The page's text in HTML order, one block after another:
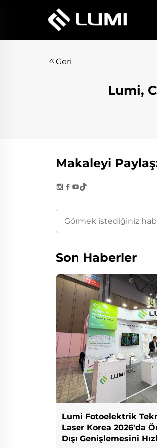
Geri
Lumi,
Makaleyi
Son Haberler
Lumi Fotoelektrik
Laser Korea 2026'da
Dışı Genişlemesini